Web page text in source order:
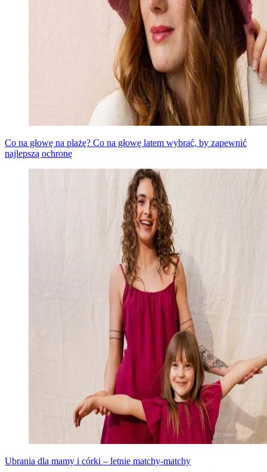
Co na głowę na plażę? Co na głowę latem wybrać, by zapewnić
najlepszą ochronę
Ubrania dla mamy i córki – letnie matchy-matchy